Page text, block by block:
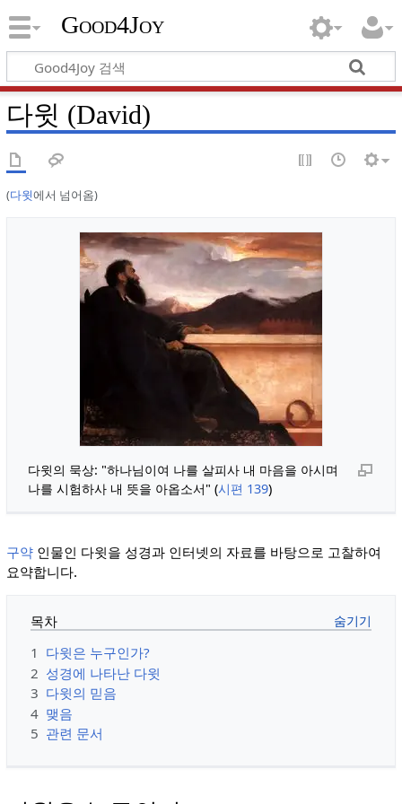
Good4Joy
다윗 (David)
(다윗에서 넘어옴)
다윗의 묵상: "하나님이여 나를 살피사 내 마음을 아시며
나를 시험하사 내 뜻을 아옵소서" (시편 139)
구약인물인 다윗을 성경과 인터넷의 자료를 바탕으로 고찰하여
요약합니다.
목차
1 다윗은 누구인가?
2 성경에 나타난 다윗
3 다윗의 믿음
4 맺음
5 관련 문서